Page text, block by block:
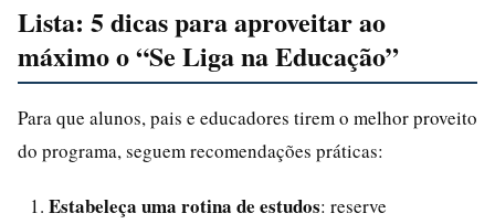
Lista: 5 dicas para aproveitar ao
máximo o “Se Liga na Educação”
Para que alunos, pais e educadores tirem o melhor proveito
do programa, seguem recomendações práticas:
Estabeleça uma rotina de estudos: reserve